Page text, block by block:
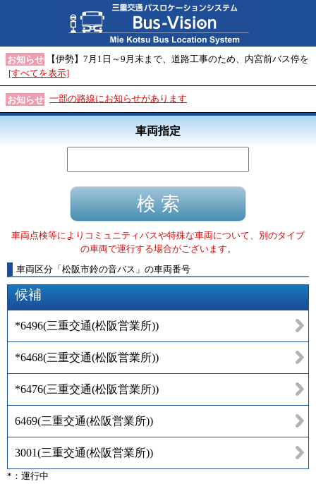
お知らせ
【伊勢】7月1日～9月末まで、道路工事のため、内宮前バス停を
[すべてを表示]
お知らせ 一部の路線にお知らせがあります
車両指定
車両点検等によりコミュニティバスや特殊な車両について、別のタイプ
の車両で運行する場合がございます。
車両区分 「 松阪市鈴の音バス 」 の車両番号
候補
*6496(三重交通(松阪営業所))
*6468(三重交通(松阪営業所))
*6476(三重交通(松阪営業所))
6469(三重交通(松阪営業所))
3001(三重交通(松阪営業所))
*：運行中